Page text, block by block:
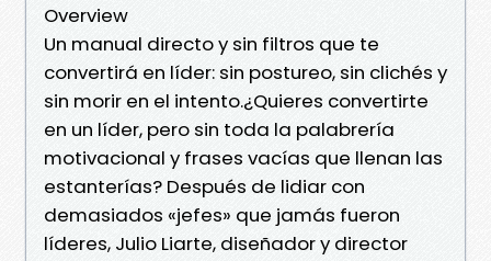
Overview
Un manual directo y sin filtros que te
convertirá en líder: sin postureo, sin clichés y
sin morir en el intento.¿Quieres convertirte
en un líder, pero sin toda la palabrería
motivacional y frases vacías que llenan las
estanterías? Después de lidiar con
demasiados «jefes» que jamás fueron
líderes, Julio Liarte, diseñador y director